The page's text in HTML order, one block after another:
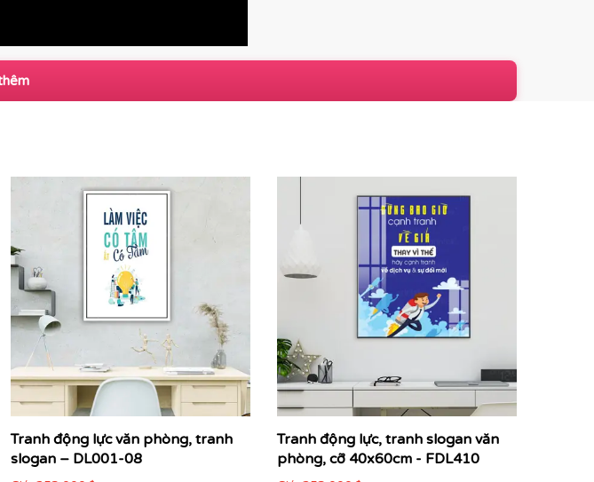
yêu cầu cho khách hàng
kinh doanh cốt lõi được thiết kế với phong cách typography hiện đại,
và nhắc nhở nhân viên về mục tiêu chung mỗi ngày.
Tranh động lực văn phòng, tranh
slogan – DL001-08
Tranh động lực, tranh slogan văn
phòng, cỡ 40x60cm - FDL410